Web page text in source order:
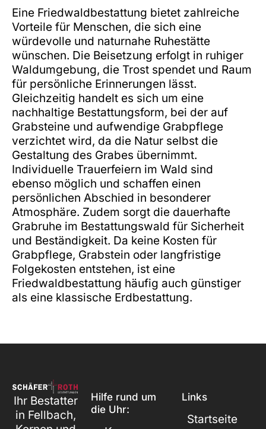
Eine Friedwaldbestattung bietet zahlreiche
Vorteile für Menschen, die sich eine
würdevolle und naturnahe Ruhestätte
wünschen. Die Beisetzung erfolgt in ruhiger
Waldumgebung, die Trost spendet und Raum
für persönliche Erinnerungen lässt.
Gleichzeitig handelt es sich um eine
nachhaltige Bestattungsform, bei der auf
Grabsteine und aufwendige Grabpflege
verzichtet wird, da die Natur selbst die
Gestaltung des Grabes übernimmt.
Individuelle Trauerfeiern im Wald sind
ebenso möglich und schaffen einen
persönlichen Abschied in besonderer
Atmosphäre. Zudem sorgt die dauerhafte
Grabruhe im Bestattungswald für Sicherheit
und Beständigkeit. Da keine Kosten für
Grabpflege, Grabstein oder langfristige
Folgekosten entstehen, ist eine
Friedwaldbestattung häufig auch günstiger
als eine klassische Erdbestattung.
Ihr Bestatter
in Fellbach,
Hilfe rund um
die Uhr:
Links
Startseite